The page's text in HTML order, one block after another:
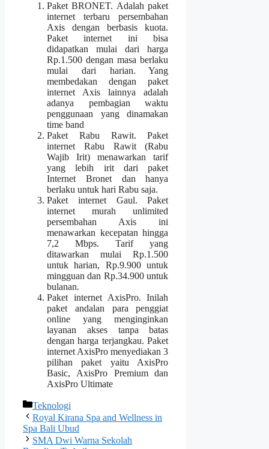
Paket BRONET. Adalah paket
internet terbaru persembahan
Axis dengan berbasis kuota.
Paket internet ini bisa
didapatkan mulai dari harga
Rp.1.500 dengan masa berlaku
mulai dari harian. Yang
membedakan dengan paket
internet Axis lainnya adalah
adanya pembagian waktu
penggunaan yang dinamakan
time band
Paket Rabu Rawit. Paket
internet Rabu Rawit (Rabu
Wajib Irit) menawarkan tarif
yang lebih irit dari paket
Internet Bronet dan hanya
berlaku untuk hari Rabu saja.
Paket internet Gaul. Paket
internet murah unlimited
persembahan Axis ini
menawarkan kecepatan hingga
7,2 Mbps. Tarif yang
ditawarkan mulai Rp.1.500
untuk harian, Rp.9.900 untuk
mingguan dan Rp.34.900 untuk
bulanan.
Paket internet AxisPro. Inilah
paket andalan para penggiat
online yang menginginkan
layanan akses tanpa batas
dengan harga terjangkau. Paket
internet AxisPro menyediakan 3
pilihan paket yaitu AxisPro
Basic, AxisPro Premium dan
AxisPro Ultimate
Categories
Teknologi
Royal Kirana Spa and Wellness in
Spa Bali Ubud
SMA Dwi Warna Sekolah